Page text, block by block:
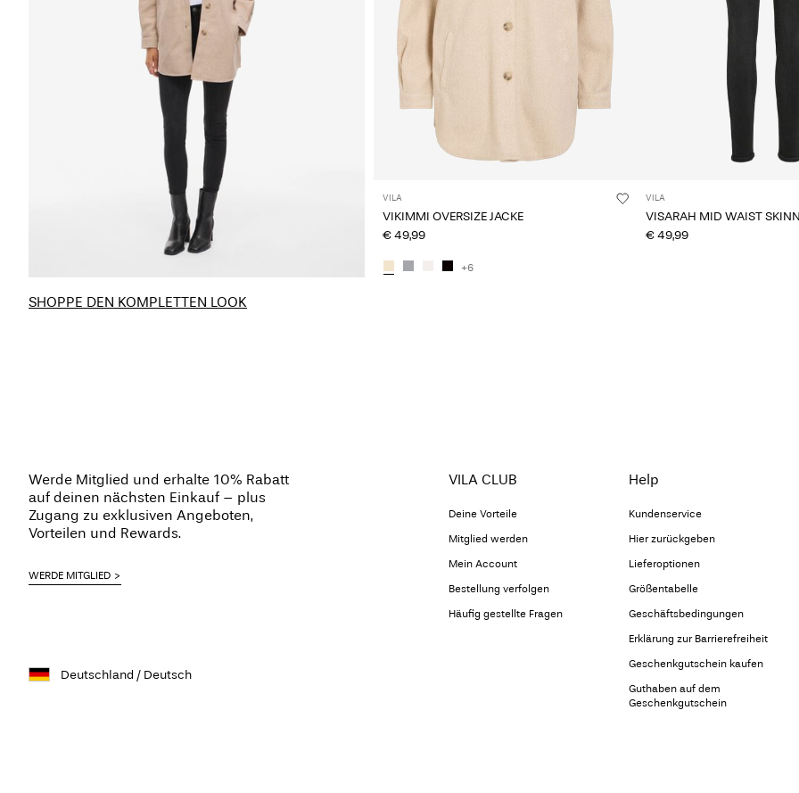
SHOPPE DEN KOMPLETTEN LOOK
VILA
VIKIMMI OVERSIZE JACKE
€ 49,99
+6
VILA
VISARAH MID WAIST
€ 49,99
Werde Mitglied und erhalte 10% Rabatt
auf deinen nächsten Einkauf – plus
Zugang zu exklusiven Angeboten,
Vorteilen und Rewards.
WERDE MITGLIED
VILA CLUB
Deine Vorteile
Mitglied werden
Mein Account
Bestellung verfolgen
Häufig gestellte Fragen
Help
Kundenservice
Hier zurückgeben
Lieferoptionen
Größentabelle
Geschäftsbedingungen
Erklärung zur Barrierefreiheit
Geschenkgutschein kaufen
Guthaben auf dem
Geschenkgutschein
Deutschland / Deutsch